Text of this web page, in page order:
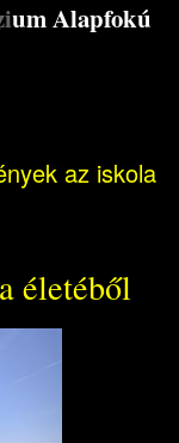
Alapfokú
az iskola
életéből